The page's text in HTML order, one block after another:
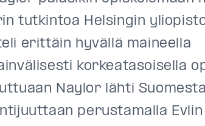
tutkintoa Helsingin
erittäin hyvällä maineella
korkeatasoisella
Naylor lähti
perustamalla